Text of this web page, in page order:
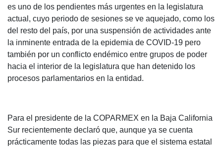
es uno de los pendientes más urgentes en la legislatura
actual, cuyo periodo de sesiones se ve aquejado, como los
del resto del país, por una suspensión de actividades ante
la inminente entrada de la epidemia de COVID-19 pero
también por un conflicto endémico entre grupos de poder
hacia el interior de la legislatura que han detenido los
procesos parlamentarios en la entidad.
Para el presidente de la COPARMEX en la Baja California
Sur recientemente declaró que, aunque ya se cuenta
prácticamente todas las piezas para que el sistema estatal